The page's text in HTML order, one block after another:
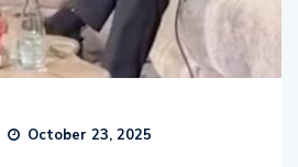
October 23, 2025